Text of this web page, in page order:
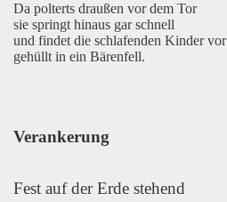
Da polterts draußen vor dem Tor
sie springt hinaus gar schnell
und findet die schlafenden Kinder vor
gehüllt in ein Bärenfell.
Verankerung
Fest auf der Erde stehend